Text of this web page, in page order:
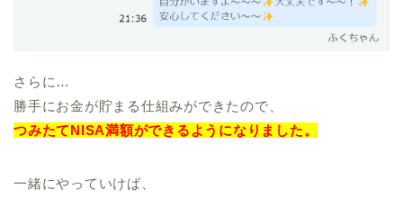
さらに…
勝手にお金が貯まる仕組みができたので、
つみたてNISA満額ができるようになりました。
一緒にやっていけば、